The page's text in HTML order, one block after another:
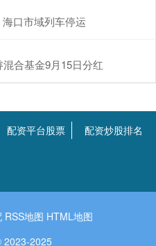
海口市域列车停运
合基金9月15日分红
配资平台股票 配资炒股排名
RSS地图 HTML地图
2023-2025